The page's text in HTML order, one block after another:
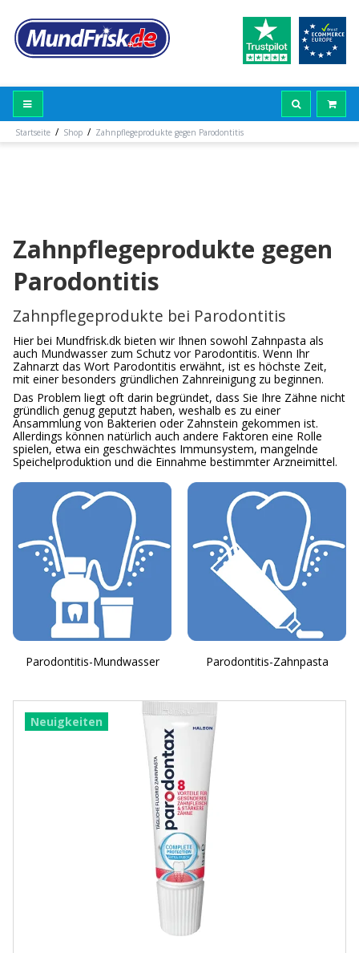
Startseite / Shop / Zahnpflegeprodukte gegen Parodontitis
Zahnpflegeprodukte gegen
Parodontitis
Zahnpflegeprodukte bei Parodontitis
Hier bei Mundfrisk.dk bieten wir Ihnen sowohl Zahnpasta als
auch Mundwasser zum Schutz vor Parodontitis. Wenn Ihr
Zahnarzt das Wort Parodontitis erwähnt, ist es höchste Zeit,
mit einer besonders gründlichen Zahnreinigung zu beginnen.
Das Problem liegt oft darin begründet, dass Sie Ihre Zähne nicht
gründlich genug geputzt haben, weshalb es zu einer
Ansammlung von Bakterien oder Zahnstein gekommen ist.
Allerdings können natürlich auch andere Faktoren eine Rolle
spielen, etwa ein geschwächtes Immunsystem, mangelnde
Speichelproduktion und die Einnahme bestimmter Arzneimittel.
Parodontitis-Mundwasser Parodontitis-Zahnpasta
Neuigkeiten